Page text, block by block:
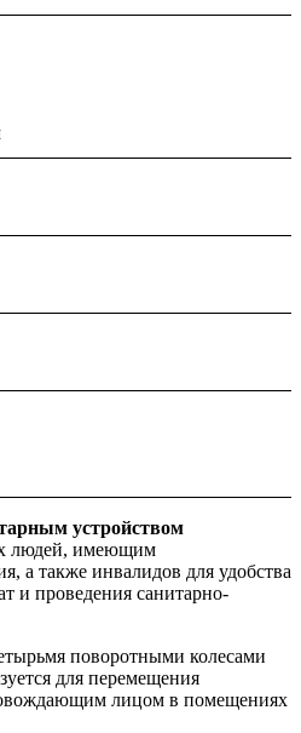
устройством
людей, имеющим
а также инвалидов для удобства
и проведения санитарно-
поворотными колесами
для перемещения
лицом в помещениях